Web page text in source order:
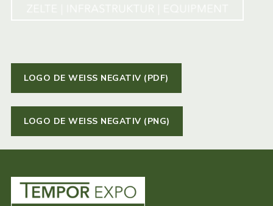
LOGO DE WEISS NEGATIV (PDF)
LOGO DE WEISS NEGATIV (PNG)